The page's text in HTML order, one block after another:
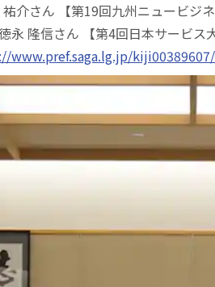
さん 【第19回九州ニュービジネ
隆信さん 【第4回日本サービス
www.pref.saga.lg.jp/